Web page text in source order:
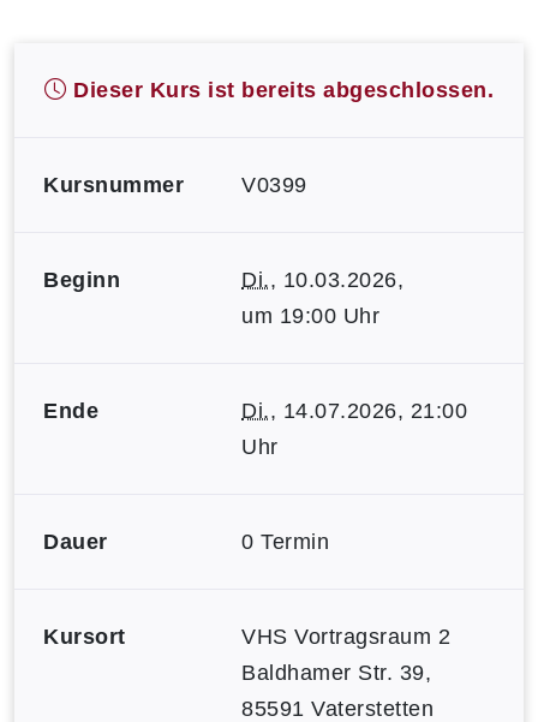
Dieser Kurs ist bereits abgeschlossen.
Kursnummer V0399
Beginn Di., 10.03.2026,
um 19:00 Uhr
Ende Di., 14.07.2026, 21:00
Uhr
Dauer 0 Termin
Kursort
VHS Vortragsraum 2
Baldhamer Str. 39,
85591 Vaterstetten